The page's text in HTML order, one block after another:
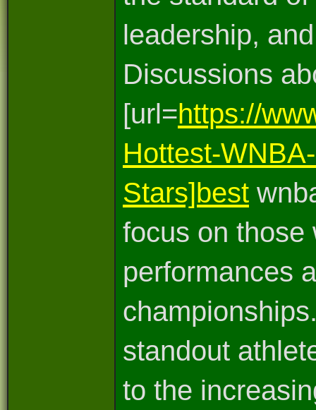
leadership,
Discussions
[url=https://
Hottest-
Stars]best
focus on those
performances
standout
to the